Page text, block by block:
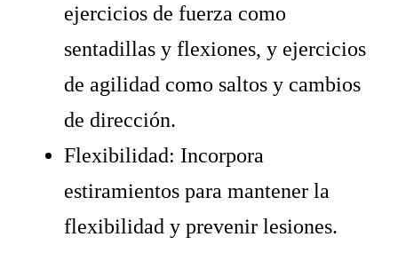
ejercicios de fuerza como
sentadillas y flexiones, y ejercicios
de agilidad como saltos y cambios
de dirección.
Flexibilidad: Incorpora
estiramientos para mantener la
flexibilidad y prevenir lesiones.